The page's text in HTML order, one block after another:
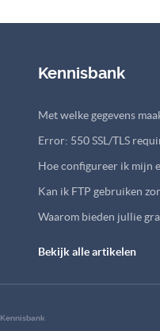
Kennisbank
Met welke gegevens
Error: 550 SSL/TLS
Hoe configureer ik mijn
Kan ik FTP gebruiken
Waarom bieden jullie
Bekijk alle artikelen
Kennisbank